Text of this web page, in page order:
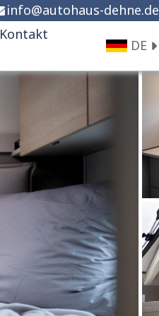
Kontakt
info@autohaus-dehne.de
DE